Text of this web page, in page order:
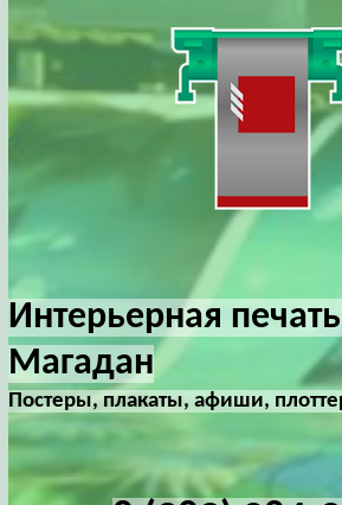
Интерьерная
Магадан
Постеры, плакаты, афиши,